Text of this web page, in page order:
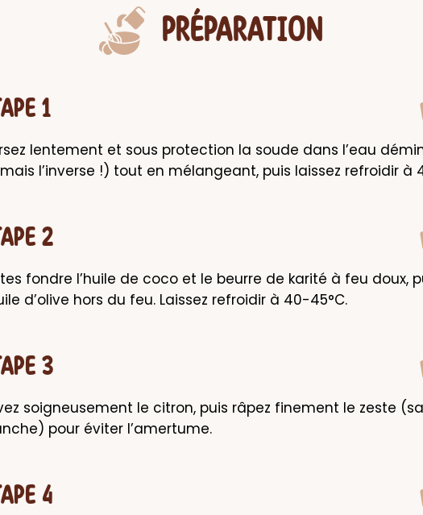
PRÉPARATION
1
lentement et sous protection la soude dans l’eau
l’inverse !) tout en mélangeant, puis laissez refroidir à
2
fondre l’huile de coco et le beurre de karité à feu doux,
d’olive hors du feu. Laissez refroidir à 40-45°C.
3
soigneusement le citron, puis râpez finement le zeste
pour éviter l’amertume.
4